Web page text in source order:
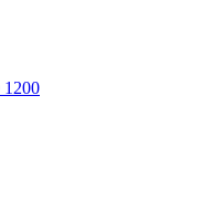
1200